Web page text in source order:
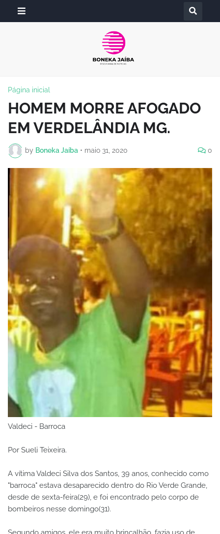
Página inicial
HOMEM MORRE AFOGADO
EM VERDELÂNDIA MG.
by Boneka Jaíba • maio 31, 2020 0
Valdeci - Barroca
Por Sueli Teixeira.
A vítima Valdeci Silva dos Santos, 39 anos, conhecido como
"barroca" estava desaparecido dentro do Rio Verde Grande,
desde de sexta-feira(29), e foi encontrado pelo corpo de
bombeiros nesse domingo(31).